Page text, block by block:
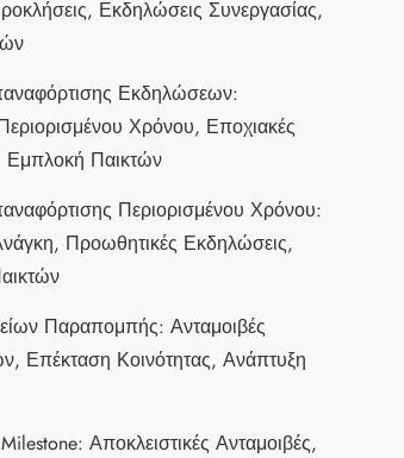
Εκδηλώσεις Συνεργασίας,
Εκδηλώσεων:
Χρόνου, Εποχιακές
Εμπλοκή Παικτών
Περιορισμένου Χρόνου:
Προωθητικές Εκδηλώσεις,
Παραπομπής: Ανταμοιβές
Επέκταση Κοινότητας, Ανάπτυξη
Αποκλειστικές Ανταμοιβές,